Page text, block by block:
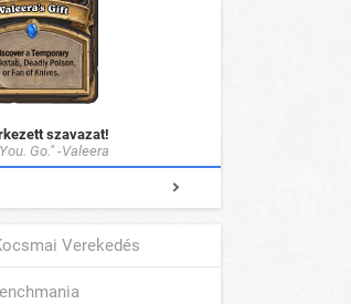
szavazat!
Go." -Valeera
Verekedés